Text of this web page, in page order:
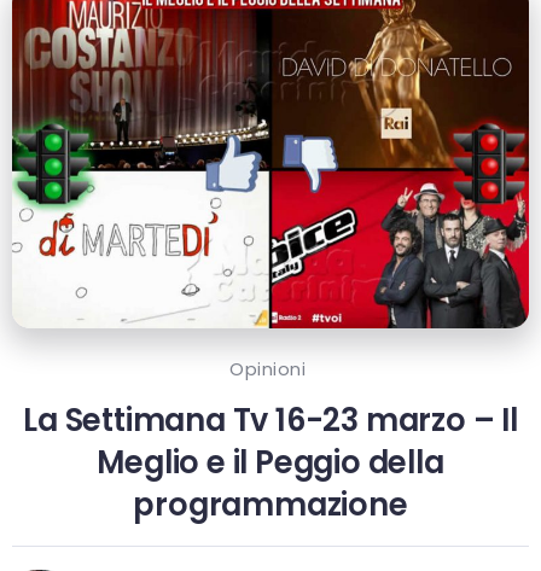
Opinioni
La Settimana Tv 16-23 marzo – Il
Meglio e il Peggio della
programmazione